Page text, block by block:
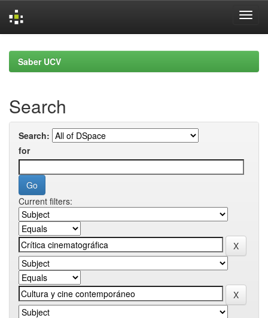
navigationSaber UCV
Search
Search:
for
Current filters: